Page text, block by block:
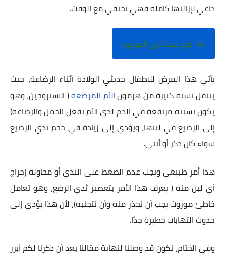
داعي لإزالتها كاملة فهي تختفي مع الوقت.
14. كبر حجم ثدي المولود
يأتي هذا المرض للاطفال حديثي الولادة أثناء الرضاعة، حيث
ينتقل نسبة كبيرة من هرمونالأم المرضعة( الاستروجين، وهو
يكون نسبته مرتفعة في الدم لدى الأم بفعل الحمل والرضاعة)
إلى الرضيع في لبنها، ويؤدي إلى زيادة في حجم ثدي الرضيع
سواء كان ذكر أو أنثى.
هذا أمر طبيعي ويجب عدم الضغط على الثدي أو محاولة إخراج
أي لبن منه ( يعرف هذا الأمر بتعصير ثدي الرضع، وهو تعامل
خاطئ موروث يجب أن نحذر منه وأن نتجنبه)، لأن هذا يؤدي إلى
حدوث التهابات خطيرة جدًا.
وفي الختام، نكون قد وصلنا لنهاية مقالنا بعد أن ذكرنا لكم أبرز